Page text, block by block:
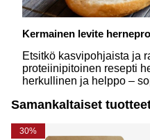
Kermainen levite
Etsitkö kasvipohjaista ja
proteiinipitoinen resepti
herkullinen ja helppo –
rasvoja.
Samankaltaiset
30%